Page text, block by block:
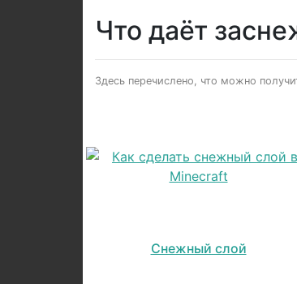
Что даёт
Здесь перечислено, что можно
Снежный слой